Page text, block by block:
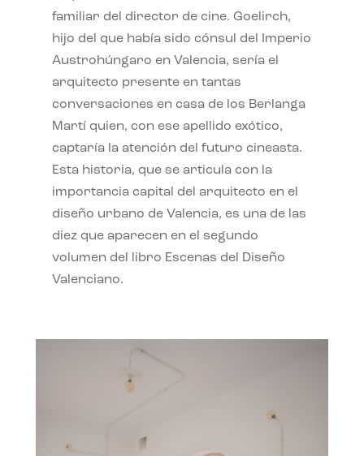
familiar del director de cine. Goelirch,
hijo del que había sido cónsul del Imperio
Austrohúngaro en Valencia, sería el
arquitecto presente en tantas
conversaciones en casa de los Berlanga
Martí quien, con ese apellido exótico,
captaría la atención del futuro cineasta.
Esta historia, que se articula con la
importancia capital del arquitecto en el
diseño urbano de Valencia, es una de las
diez que aparecen en el segundo
volumen del libro Escenas del Diseño
Valenciano.